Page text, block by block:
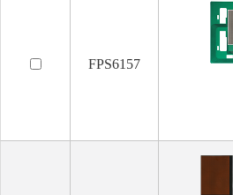
FPS6157